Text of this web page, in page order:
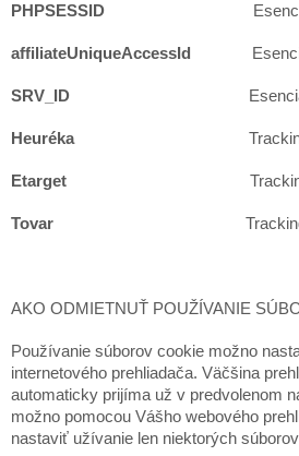
PHPSESSID
affiliateUniqueAccessId
SRV_ID
HeurékaTrackingové,
Etarget
Tovar Trackingové,
AKO ODMIETNUŤ POUŽÍVANIE
Používanie súborov cookie možno
internetového prehliadača. Väčšina
automaticky prijíma už v predvolenom
možno pomocou Vášho webového
nastaviť užívanie len niektorých